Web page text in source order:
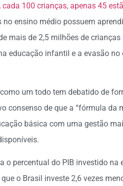
cada 100 crianças, apenas 45
no ensino médio possuem
mais de 2,5 milhões de
educação infantil e a evasão
um todo tem debatido de
consenso de que a “fórmula da
básica com uma gestão
o percentual do PIB investido
que o Brasil investe 2,6 vezes